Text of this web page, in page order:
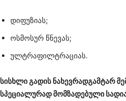
დიფუზიას;
ოსმოსურ წნევას;
ულტრაფილტრაციას.
სისხლი გადის ნახევრადგამტარ
სპეციალურად მომზადებული